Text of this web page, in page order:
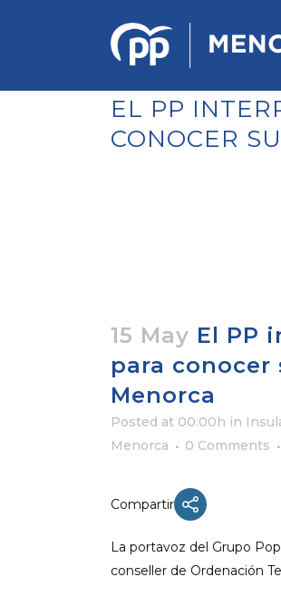
ACTUALIDAD
EQUIPO DIRECTIVO
MENORCA
EL PP
CONOCER
15 May El PP
para
Menorca
Posted at 00:00h in
Menorca
0 Comments
Compartir
La portavoz del Grupo
conseller de Ordenación